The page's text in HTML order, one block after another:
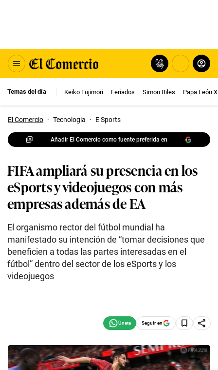
Temas del día Keiko Fujimori Feriados Simon Biles Papa León
El Comercio · Tecnologia · E Sports
Añadir El Comercio como fuente preferida en
FIFA ampliará su presencia en los
eSports y videojuegos con más
empresas además de EA
El organismo rector del fútbol mundial ha
manifestado su intención de “tomar decisiones que
beneficien a todas las partes interesadas en el
fútbol” dentro del sector de los eSports y los
videojuegos
Seguir en